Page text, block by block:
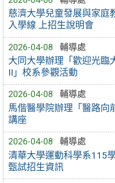
慈濟大學兒童發展與家庭
入學線 上招生說明會
2026-04-08 輔導處
大同大學辦理「歡迎光臨
II」校系參觀活動
2026-04-08 輔導處
馬偕醫學院辦理「醫路向
講座
2026-04-08 輔導處
清華大學運動科學系115
甄試招生資訊